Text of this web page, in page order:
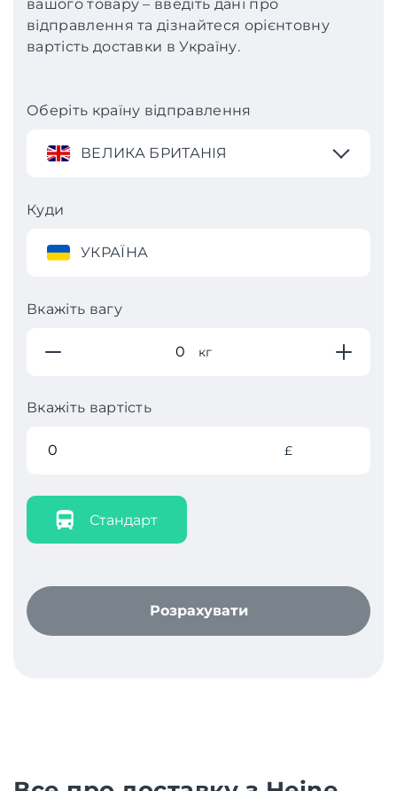
вашого товару – введіть дані про
відправлення та дізнайтеся орієнтовну
вартість доставки в Україну.
Оберіть країну відправлення
ВЕЛИКА БРИТАНІЯ
Куди
УКРАЇНА
Вкажіть вагу
кг
Вкажіть вартість
£
Стандарт
Розрахувати